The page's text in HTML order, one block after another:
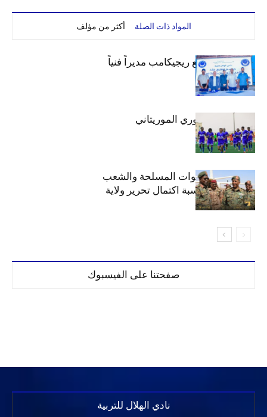
المواد ذات الصلة أكثر من مؤلف
الهلال يتعاقد مع ريجيكامب مديراً فنياً
الهلال بطلاً للدوري الموريتاني
الهلال يهنئ القوات المسلحة والشعب
السوداني بمناسبة اكتمال تحرير ولاية
الخرطوم
صفحتنا على الفيسبوك
نادي الهلال للتربية